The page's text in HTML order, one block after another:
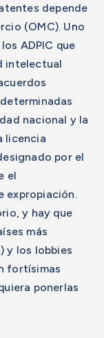
depende
(OMC). Uno
ADPIC que
intelectual
nacional y la
licencia
por el
el
expropiación.
y hay que
más
y los lobbies
fortísimas
ponerlas